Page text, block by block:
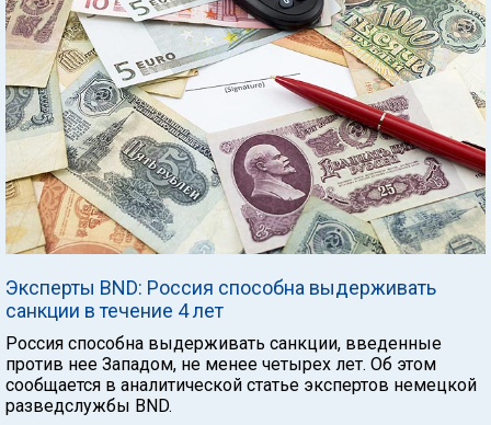
Эксперты BND: Россия способна выдерживать
санкции в течение 4 лет
Россия способна выдерживать санкции, введенные
против нее Западом, не менее четырех лет. Об этом
сообщается в аналитической статье экспертов немецкой
разведслужбы BND.